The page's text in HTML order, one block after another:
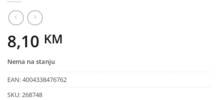
8,10 KM
Nema na stanju
EAN:4004338476762
SKU:268748